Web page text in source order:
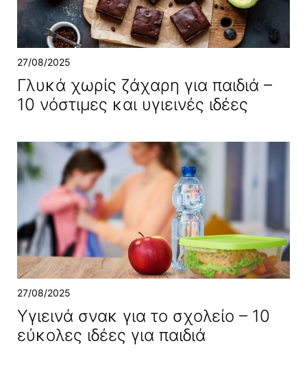
27/08/2025
Γλυκά χωρίς ζάχαρη για παιδιά –
10 νόστιμες και υγιεινές ιδέες
27/08/2025
Υγιεινά σνακ για το σχολείο – 10
εύκολες ιδέες για παιδιά